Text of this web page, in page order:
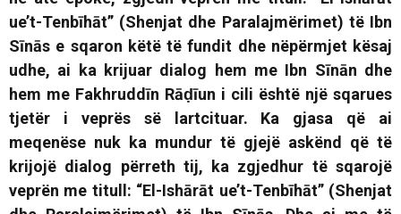
ue’t-Tenbīhāt” (Shenjat dhe Paralajmërimet) të Ibn
Sīnās e sqaron këtë të fundit dhe nëpërmjet kësaj
udhe, ai ka krijuar dialog hem me Ibn Sīnān dhe
hem me Fakhruddīn Rāḍīun i cili është një sqarues
tjetër i veprës së lartcituar. Ka gjasa që ai
meqenëse nuk ka mundur të gjejë askënd që të
krijojë dialog përreth tij, ka zgjedhur të sqarojë
veprën me titull: “El-Ishārāt ue’t-Tenbīhāt” (Shenjat